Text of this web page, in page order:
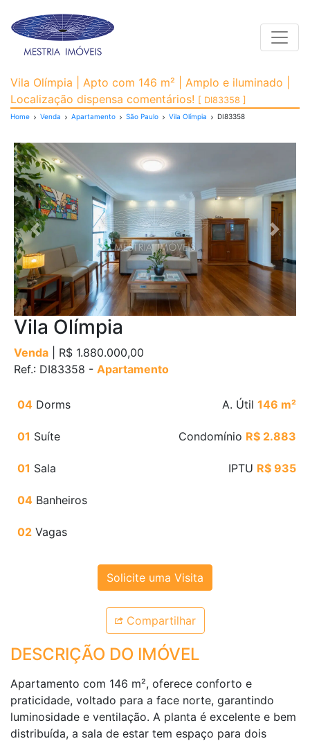
Apartamento para
Vila Olímpia | Apto com 146 m² | Amplo e iluminado |
Localização dispensa comentários! [ DI83358 ]
Home Venda Apartamento São Paulo Vila Olímpia DI83358
Previous Next
Vila Olímpia
Venda | R$ 1.880.000,00
Ref.: DI83358 - Apartamento
04 Dorms
01 Suíte
01 Sala
04 Banheiros
02 Vagas
A. Útil 146 m²
Condomínio R$ 2.883
IPTU R$ 935
Solicite uma Visita
Compartilhar
DESCRIÇÃO DO IMÓVEL
Apartamento com 146 m², oferece conforto e
praticidade, voltado para a face norte, garantindo
luminosidade e ventilação. A planta é excelente e bem
distribuída, a sala de estar tem espaço para dois